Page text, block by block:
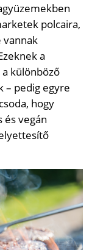
polcaira,
a
különböző
– pedig egyre
hogy
és vegán